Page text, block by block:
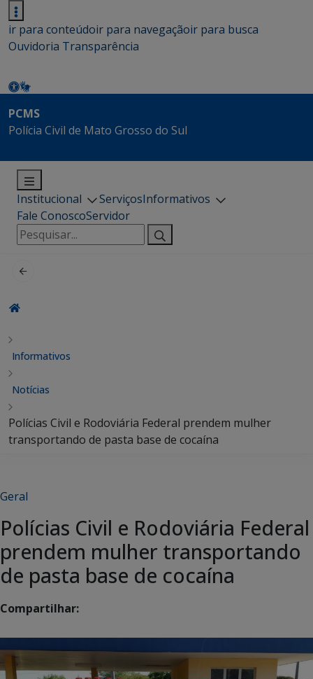
ir para conteúdoir para navegaçãoir para busca
Ouvidoria Transparência
PCMS
Polícia Civil de Mato Grosso do Sul
Institucional ServiçosInformativos
Fale ConoscoServidor
Pesquisar
por:
Informativos
Notícias
Polícias Civil e Rodoviária Federal prendem mulher
transportando de pasta base de cocaína
Geral
Polícias Civil e Rodoviária Federal
prendem mulher transportando
de pasta base de cocaína
Compartilhar: